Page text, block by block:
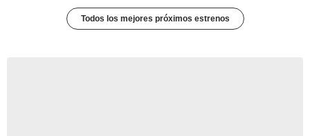
Todos los mejores próximos estrenos